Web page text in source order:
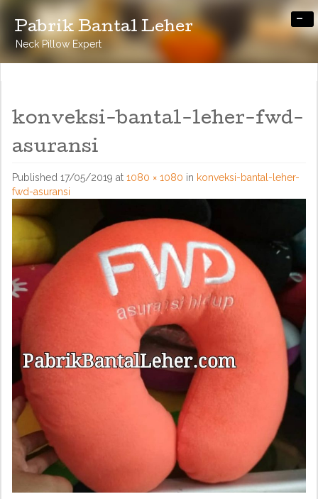
Pabrik Bantal Leher
Neck Pillow Expert
-
konveksi-bantal-leher-fwd-
asuransi
Published 17/05/2019 at 1080 × 1080 in konveksi-bantal-leher-
fwd-asuransi